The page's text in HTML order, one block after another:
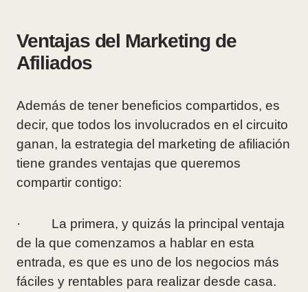
Ventajas del Marketing de
Afiliados
Además de tener beneficios compartidos, es
decir, que todos los involucrados en el circuito
ganan, la estrategia del marketing de afiliación
tiene grandes ventajas que queremos
compartir contigo:
· La primera, y quizás la principal ventaja
de la que comenzamos a hablar en esta
entrada, es que es uno de los negocios más
fáciles y rentables para realizar desde casa.